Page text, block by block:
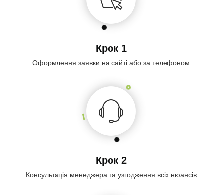
Крок 1
Оформлення заявки на сайті або за телефоном
Крок 2
Консультація менеджера та узгодження всіх нюансів